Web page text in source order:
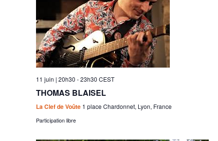
11 juin | 20h30 -23h30 CEST
THOMAS BLAISEL
La Clef de Voûte 1 place Chardonnet, Lyon, France
Participation libre